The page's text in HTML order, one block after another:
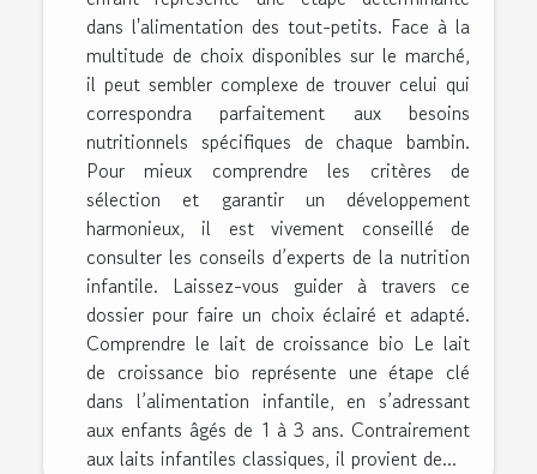
dans l'alimentation des tout-petits. Face à la
multitude de choix disponibles sur le marché,
il peut sembler complexe de trouver celui qui
correspondra parfaitement aux besoins
nutritionnels spécifiques de chaque bambin.
Pour mieux comprendre les critères de
sélection et garantir un développement
harmonieux, il est vivement conseillé de
consulter les conseils d’experts de la nutrition
infantile. Laissez-vous guider à travers ce
dossier pour faire un choix éclairé et adapté.
Comprendre le lait de croissance bio Le lait
de croissance bio représente une étape clé
dans l’alimentation infantile, en s’adressant
aux enfants âgés de 1 à 3 ans. Contrairement
aux laits infantiles classiques, il provient de...